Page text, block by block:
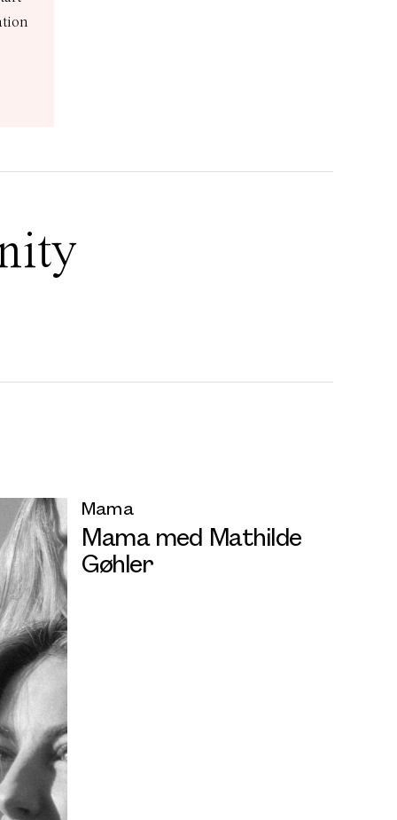
Mama
Mama med Mathilde
Gøhler